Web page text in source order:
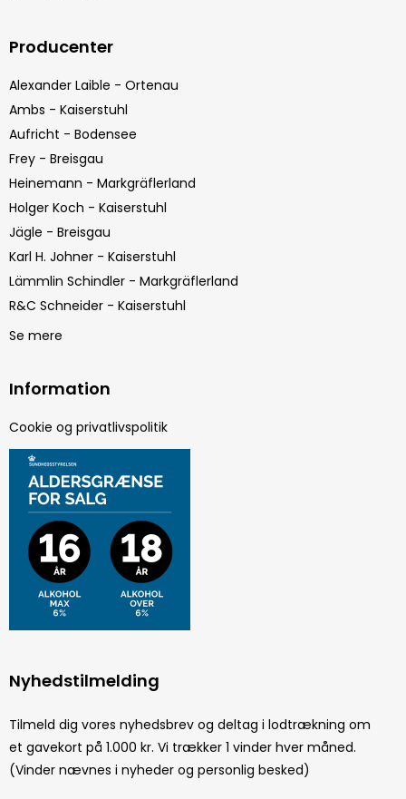
Producenter
Alexander Laible - Ortenau
Ambs - Kaiserstuhl
Aufricht - Bodensee
Frey - Breisgau
Heinemann - Markgräflerland
Holger Koch - Kaiserstuhl
Jägle - Breisgau
Karl H. Johner - Kaiserstuhl
Lämmlin Schindler - Markgräflerland
R&C Schneider - Kaiserstuhl
Se mere
Information
Cookie og privatlivspolitik
Nyhedstilmelding
Tilmeld dig vores nyhedsbrev og deltag i lodtrækning om
et gavekort på 1.000 kr. Vi trækker 1 vinder hver måned.
(Vinder nævnes i nyheder og personlig besked)